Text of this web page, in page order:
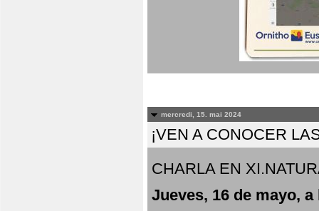
mercredi, 15. mai 2024
¡VEN A CONOCER
CHARLA EN
Jueves, 16 de mayo,